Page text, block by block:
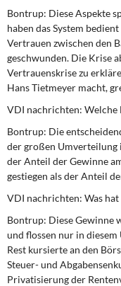
Bontrup: Diese Aspekte
haben das System
Vertrauen zwischen den
geschwunden. Die Krise
Vertrauenskrise zu
Hans Tietmeyer macht,
VDI nachrichten: Welche
Bontrup: Die
der großen Umverteilung
der Anteil der Gewinne
gestiegen als der Anteil
VDI nachrichten: Was
Bontrup: Diese Gewinne
und flossen nur in
Rest kursierte an den
Steuer- und
Privatisierung der